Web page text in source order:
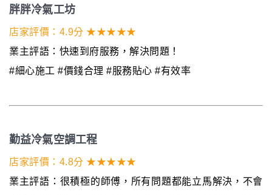
胖胖冷氣工坊
店家評價：4.9分 ★★★★★
業主評語：快速到府服務，解決問題！
#細心施工 #價錢合理 #服務貼心 #有效率
勤益冷氣空調工程
店家評價：4.8分 ★★★★★
業主評語：很積極的師傅，所有問題都能立馬解決，不會